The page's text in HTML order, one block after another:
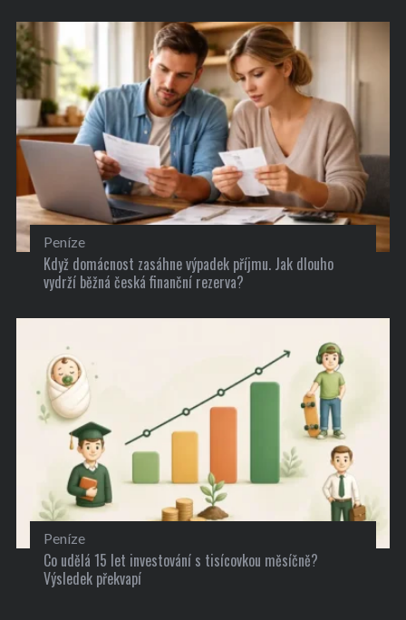
Peníze
Když domácnost zasáhne výpadek příjmu. Jak dlouho
vydrží běžná česká finanční rezerva?
Peníze
Co udělá 15 let investování s tisícovkou měsíčně?
Výsledek překvapí